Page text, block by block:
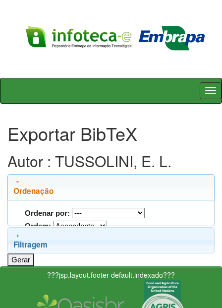
Skip
Exportar BibTeX
Autor : TUSSOLINI, E. L.
Ordenação
Ordenar por:
Ordem:
Filtragem
???jsp.layout.footer-default.indexado???